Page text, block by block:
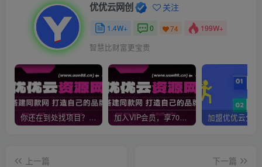
优优云网创 关注
1.4W+ 0 74 199W+
智慧比财富更宝贵
你还在到处找项目？还在当韭菜？我靠网创资源站一个月收入5万+，曾经我也是个失败者。 加入VIP会员，享70%的推广提成，免费学习多种网上创业课程，菜鸟秒变大神！
上一篇
下一篇